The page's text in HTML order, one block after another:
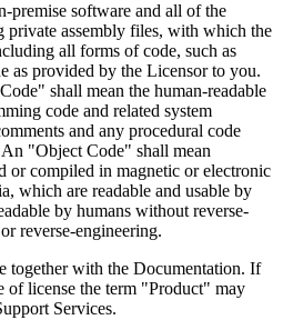
premise software and all of the
private assembly files, with which the
all forms of code, such as
as provided by the Licensor to you.
shall mean the human-readable
code and related system
and any procedural code
"Object Code" shall mean
or compiled in magnetic or electronic
which are readable and usable by
by humans without reverse-
reverse-engineering.
together with the Documentation. If
of license the term "Product" may
Services.